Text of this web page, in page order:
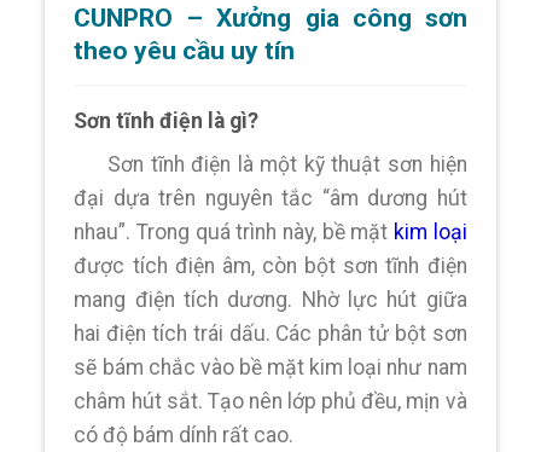
CUNPRO – Xưởng gia công sơn
theo yêu cầu uy tín
Sơn tĩnh điện là gì?
Sơn tĩnh điện là một kỹ thuật sơn hiện
đại dựa trên nguyên tắc “âm dương hút
nhau”. Trong quá trình này, bề mặt kim loại
được tích điện âm, còn bột sơn tĩnh điện
mang điện tích dương. Nhờ lực hút giữa
hai điện tích trái dấu. Các phân tử bột sơn
sẽ bám chắc vào bề mặt kim loại như nam
châm hút sắt. Tạo nên lớp phủ đều, mịn và
có độ bám dính rất cao.